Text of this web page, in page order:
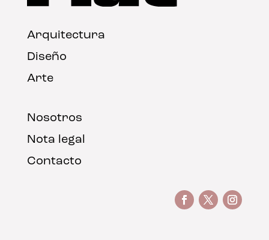
Arquitectura
Diseño
Arte
Nosotros
Nota legal
Contacto